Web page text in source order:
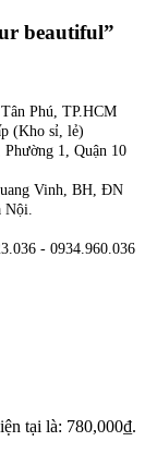
beautiful”
Phú, TP.HCM
(Kho sỉ, lẻ)
1, Quận 10
Vinh, BH, ĐN
Nội.
- 0934.960.036
tại là: 780,000₫.